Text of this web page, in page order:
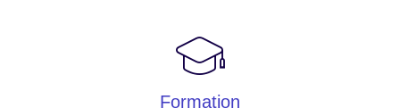
Formation